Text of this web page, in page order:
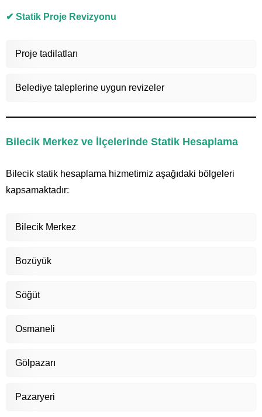
✔ Statik Proje Revizyonu
Proje tadilatları
Belediye taleplerine uygun revizeler
Bilecik Merkez ve İlçelerinde Statik Hesaplama
Bilecik statik hesaplama hizmetimiz aşağıdaki bölgeleri
kapsamaktadır:
Bilecik Merkez
Bozüyük
Söğüt
Osmaneli
Gölpazarı
Pazaryeri